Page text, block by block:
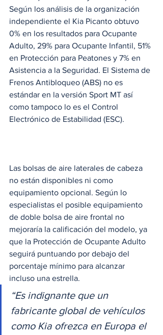
Según los análisis de la organización
independiente el Kia Picanto obtuvo
0% en los resultados para Ocupante
Adulto, 29% para Ocupante Infantil, 51%
en Protección para Peatones y 7% en
Asistencia a la Seguridad. El Sistema de
Frenos Antibloqueo (ABS) no es
estándar en la versión Sport MT así
como tampoco lo es el Control
Electrónico de Estabilidad (ESC).
Las bolsas de aire laterales de cabeza
no están disponibles ni como
equipamiento opcional. Según lo
especialistas el posible equipamiento
de doble bolsa de aire frontal no
mejoraría la calificación del modelo, ya
que la Protección de Ocupante Adulto
seguirá puntuando por debajo del
porcentaje mínimo para alcanzar
incluso una estrella.
“Es indignante que un
fabricante global de vehículos
como Kia ofrezca en Europa el